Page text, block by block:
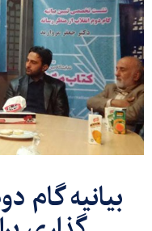
بیانیه گام